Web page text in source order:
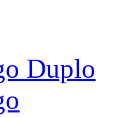
Duplo